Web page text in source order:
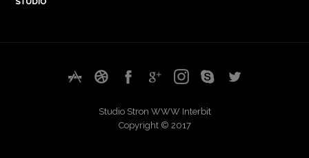
Studio Stron WWW Interbit
Copyright © 2017